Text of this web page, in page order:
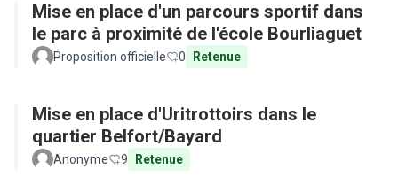
Mise en place d'un parcours sportif dans
le parc à proximité de l'école Bourliaguet
Proposition officielle 0 Retenue
Mise en place d'Uritrottoirs dans le
quartier Belfort/Bayard
Anonyme 9 Retenue